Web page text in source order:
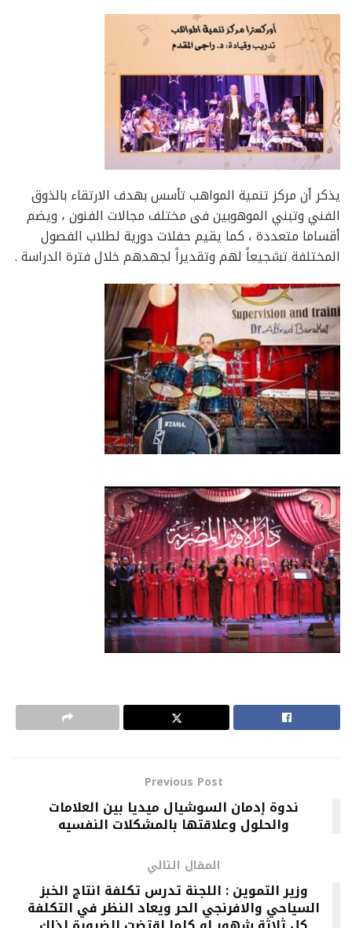
يذكر أن مركز تنمية المواهب تأسس بهدف الارتقاء بالذوق
الفني وتبني الموهوبين فى مختلف مجالات الفنون ، ويضم
أقساما متعددة ، كما يقيم حفلات دورية لطلاب الفصول
المختلفة تشجيعاً لهم ‎وتقديراً لجهدهم خلال فترة الدراسة .
Previous Post
ندوة إدمان السوشيال ميديا بين العلامات
والحلول وعلاقتها بالمشكلات النفسيه
المقال التالي
وزير التموين : اللجنة تدرس تكلفة انتاج الخبز
السياحي والافرنجي الحر ويعاد النظر في التكلفة